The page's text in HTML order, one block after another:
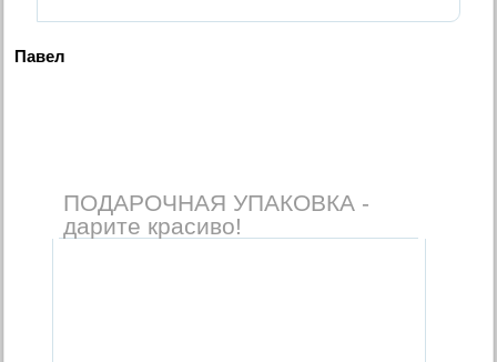
Павел
ПОДАРОЧНАЯ УПАКОВКА -
дарите красиво!